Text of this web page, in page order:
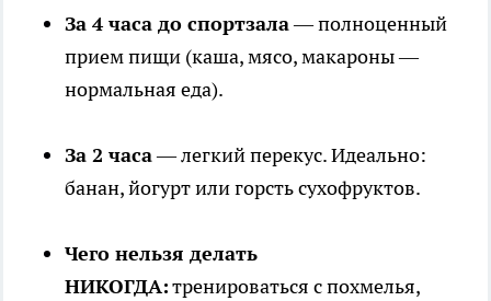
За 4 часа до спортзала— полноценный
прием пищи (каша, мясо, макароны —
нормальная еда).
За 2 часа— легкий перекус. Идеально:
банан, йогурт или горсть сухофруктов.
Чего нельзя делать
НИКОГДА:тренироваться с похмелья,